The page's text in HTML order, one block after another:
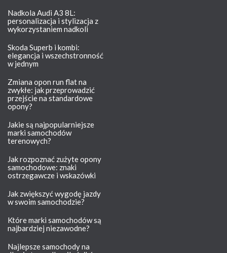
Nadkola Audi A3 8L:
personalizacja i stylizacja z
wykorzystaniem nadkoli
Skoda Superb i kombi:
elegancja i wszechstronność
w jednym
Zmiana opon run flat na
zwykłe: jak przeprowadzić
przejście na standardowe
opony?
Jakie są najpopularniejsze
marki samochodów
terenowych?
Jak rozpoznać zużyte opony
samochodowe: znaki
ostrzegawcze i wskazówki
Jak zwiększyć wygodę jazdy
w swoim samochodzie?
Które marki samochodów są
najbardziej niezawodne?
Najlepsze samochody na